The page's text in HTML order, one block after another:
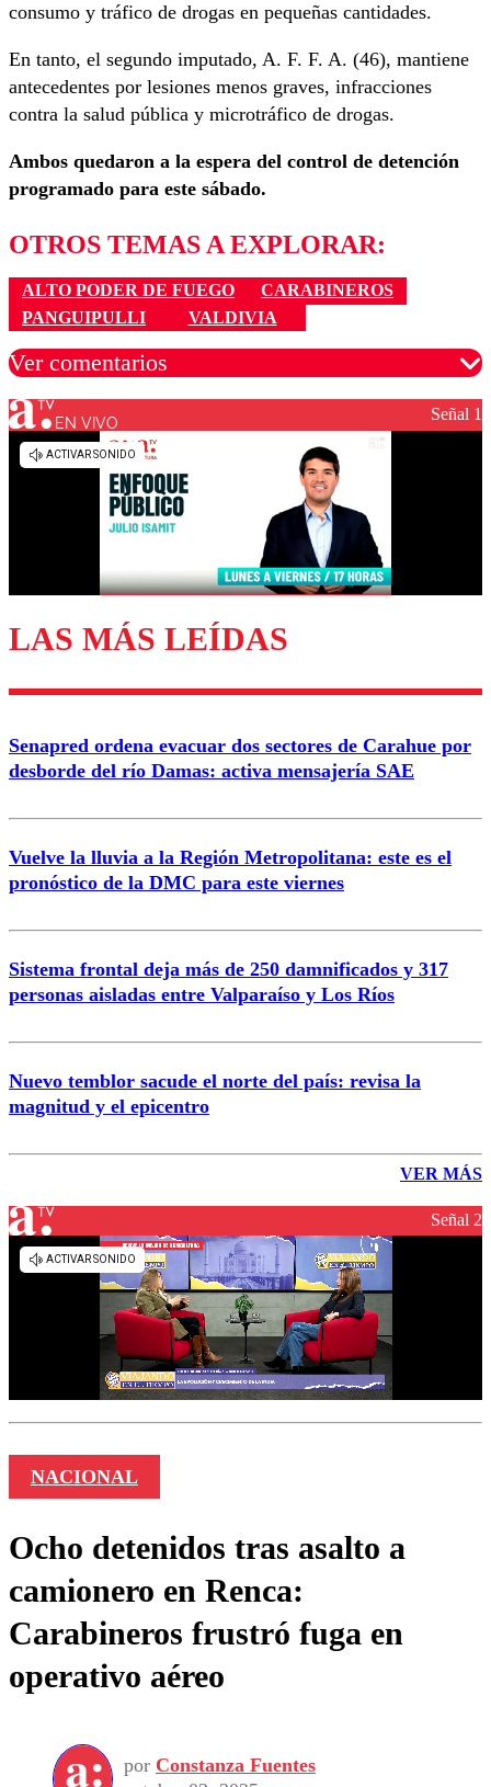
consumo y tráfico de drogas en pequeñas cantidades.
En tanto, el segundo imputado, A. F. F. A. (46), mantiene
antecedentes por lesiones menos graves, infracciones
contra la salud pública y microtráfico de drogas.
Ambos quedaron a la espera del control de detención
programado para este sábado.
OTROS TEMAS A EXPLORAR:
ALTO PODER DE FUEGO
CARABINEROS
PANGUIPULLI
VALDIVIA
Ver comentarios
Los comentarios son moderados para garantizar un
diálogo respetuoso.
Enviar comentario
EN VIVO Señal 1
LAS MÁS LEÍDAS
Senapred ordena evacuar dos sectores de Carahue por
desborde del río Damas: activa mensajería SAE
Vuelve la lluvia a la Región Metropolitana: este es el
pronóstico de la DMC para este viernes
Sistema frontal deja más de 250 damnificados y 317
personas aisladas entre Valparaíso y Los Ríos
Nuevo temblor sacude el norte del país: revisa la
magnitud y el epicentro
VER MÁS
Señal 2
NACIONAL
Ocho detenidos tras asalto a
camionero en Renca:
Carabineros frustró fuga en
operativo aéreo
por Constanza Fuentes